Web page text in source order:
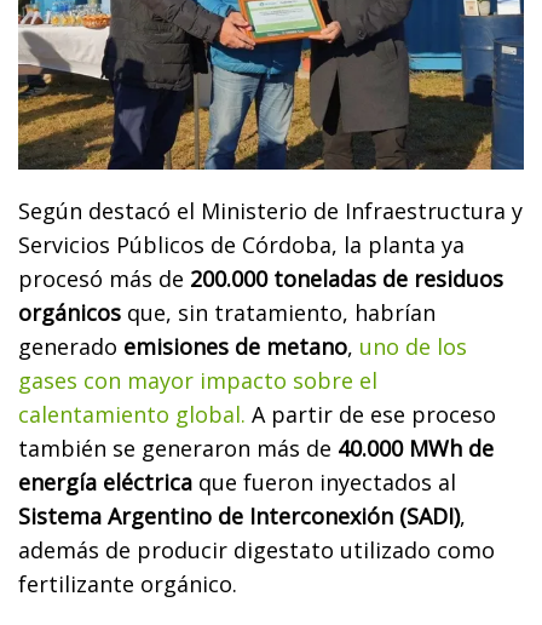
Según destacó el Ministerio de Infraestructura y
Servicios Públicos de Córdoba, la planta ya
procesó más de 200.000 toneladas de residuos
orgánicos que, sin tratamiento, habrían
generado emisiones de metano, uno de los
gases con mayor impacto sobre el
calentamiento global. A partir de ese proceso
también se generaron más de 40.000 MWh de
energía eléctrica que fueron inyectados al
Sistema Argentino de Interconexión (SADI),
además de producir digestato utilizado como
fertilizante orgánico.